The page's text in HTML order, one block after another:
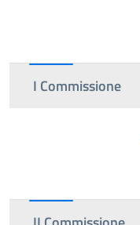
I Commissione